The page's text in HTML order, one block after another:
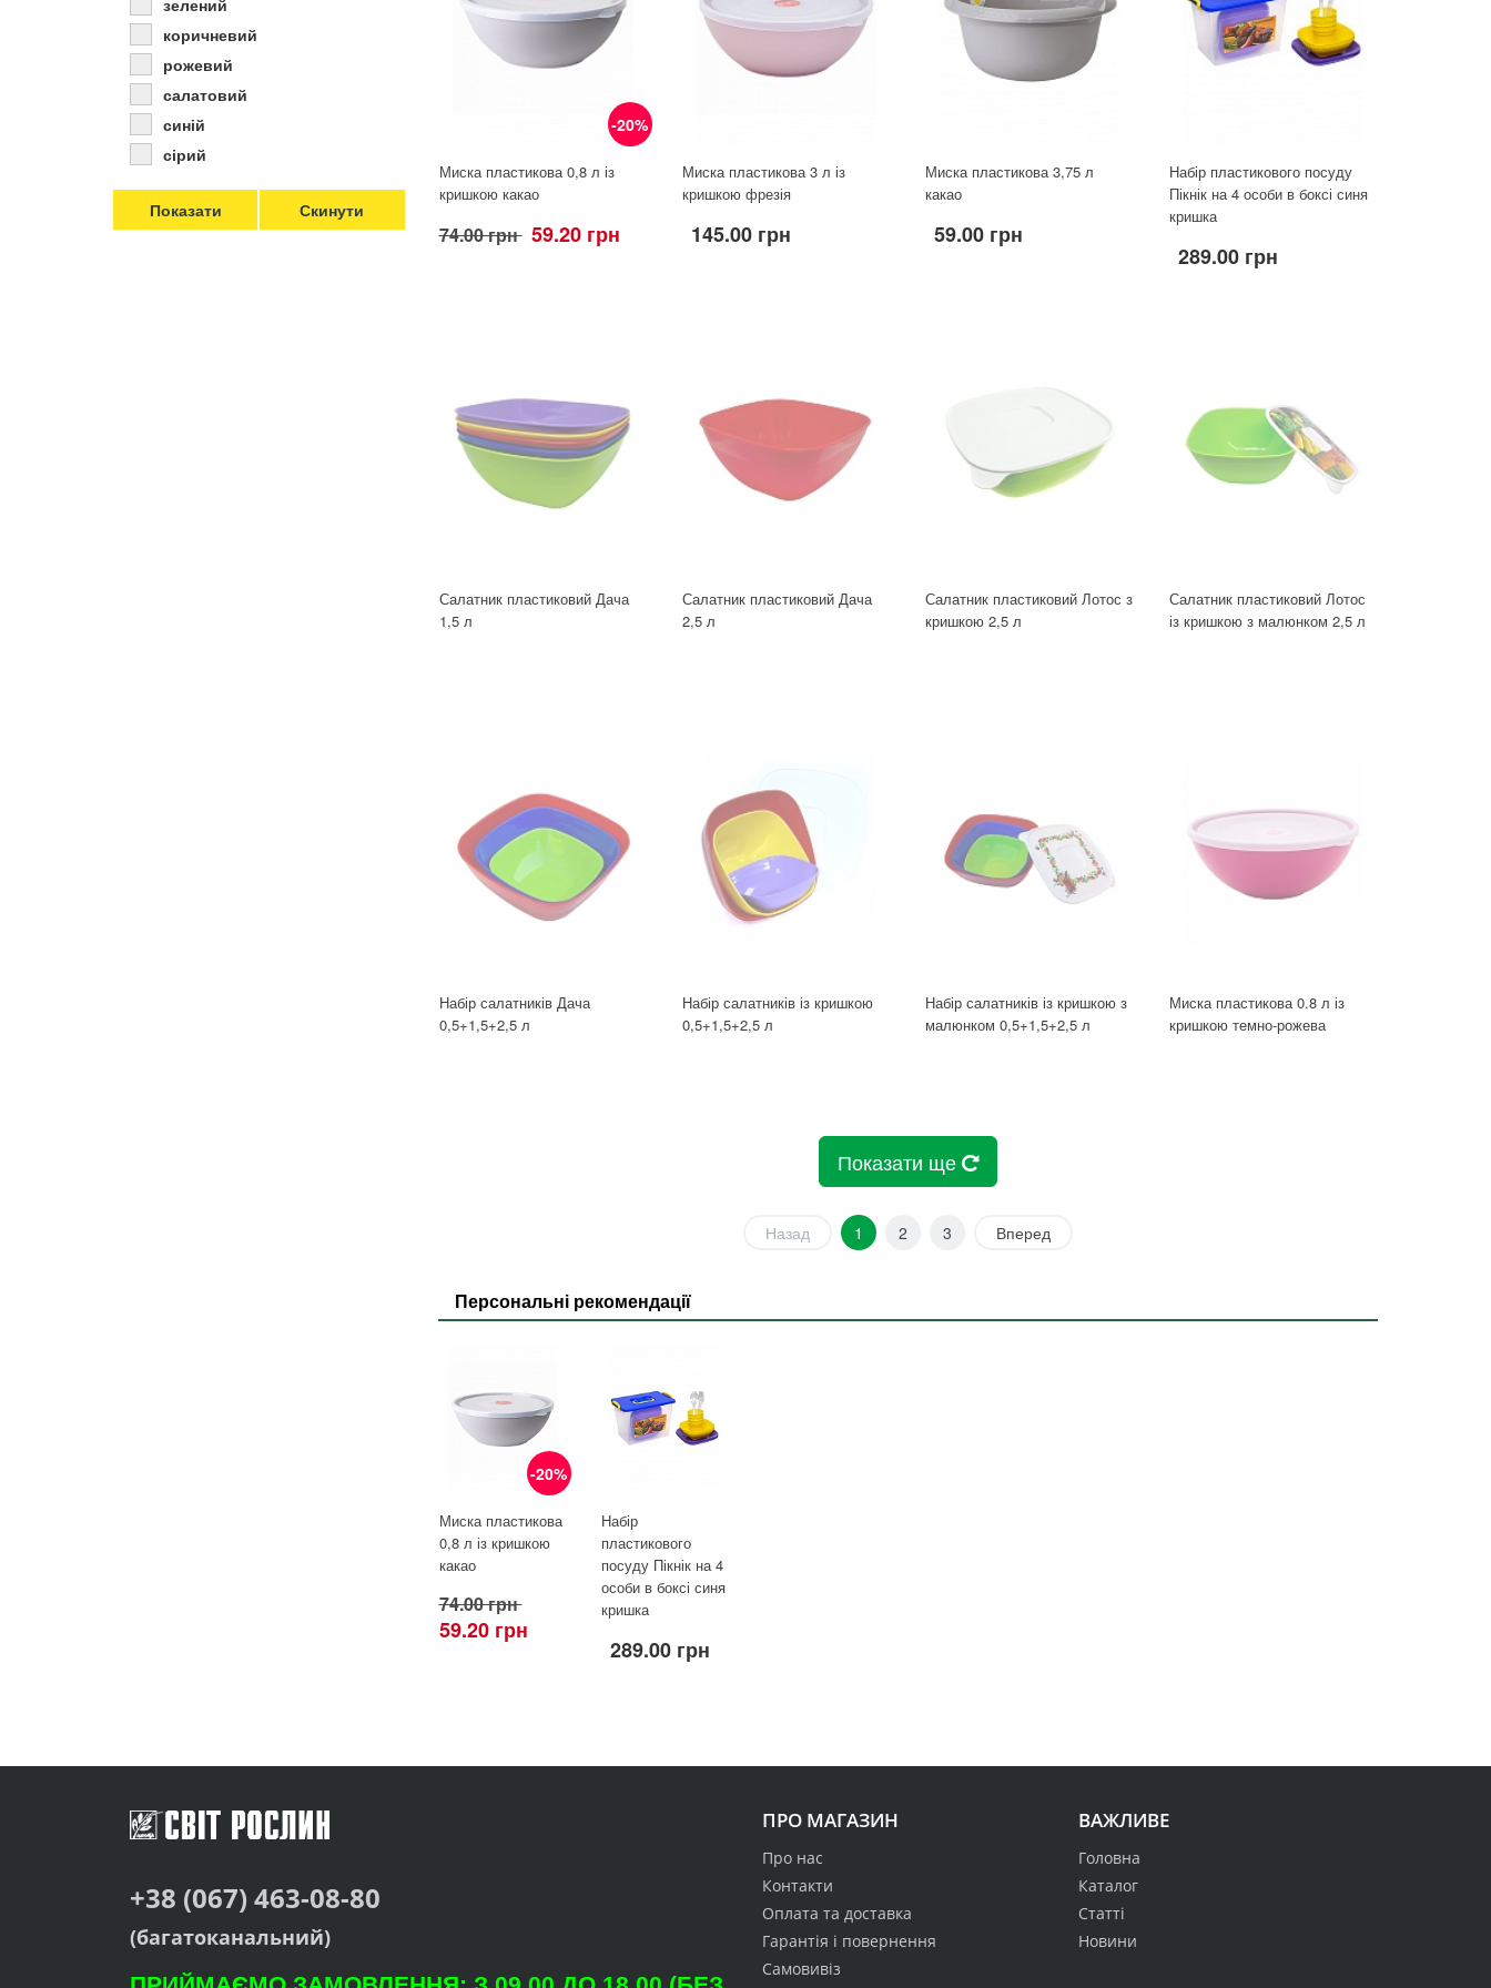
Садові фігури
Міцелій грибів
зелений
коричневий
рожевий
салатовий
синій
сірий
-20%
Миска пластикова 0,8 л із
кришкою какао
74.00 грн 59.20 грн
Миска пластикова 3 л із
кришкою фрезія
145.00 грн
Миска пластикова 3,75 л
какао
59.00 грн
Набір пластикового посуду
Пікнік на 4 особи в боксі синя
кришка
289.00 грн
Салатник пластиковий Дача
1,5 л
Салатник пластиковий Дача
2,5 л
Салатник пластиковий Лотос з
кришкою 2,5 л
Салатник пластиковий Лотос
із кришкою з малюнком 2,5 л
Набір салатників Дача
0,5+1,5+2,5 л
Набір салатників із кришкою
0,5+1,5+2,5 л
Набір салатників із кришкою з
малюнком 0,5+1,5+2,5 л
Миска пластикова 0.8 л із
кришкою темно-рожева
Показати ще
Назад 1 2 3 Вперед
Персональні рекомендації
-20%
Миска пластикова
0,8 л із кришкою
какао
74.00 грн
59.20 грн
Набір
пластикового
посуду Пікнік на 4
особи в боксі синя
кришка
289.00 грн
ПРО МАГАЗИН
Про нас
Контакти
Оплата та доставка
Гарантія і повернення
Самовивіз
ВАЖЛИВЕ
Головна
Каталог
Статті
Новини
+38 (067) 463-08-80
(багатоканальний)